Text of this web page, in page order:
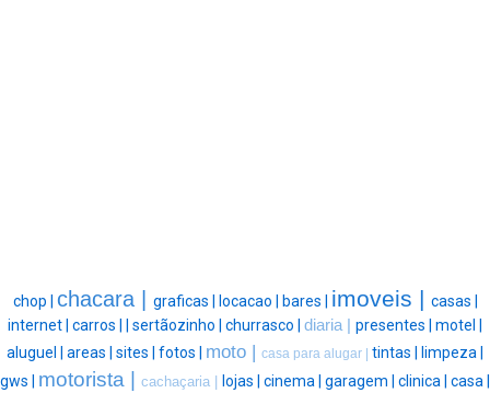
chop | chacara | graficas | locacao | bares | imoveis | casas |
internet | carros | sertãozinho | churrasco | diaria | presentes | motel |
aluguel | areas | sites | fotos | moto | casa para alugar | tintas |
limpeza |
gws | motorista | cachaçaria | lojas | cinema | garagem | clinica | casa |